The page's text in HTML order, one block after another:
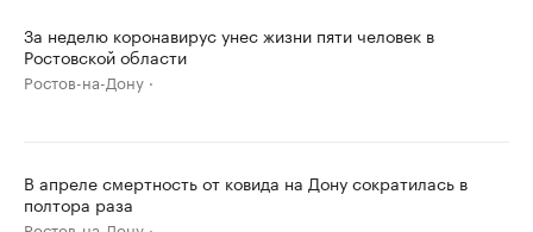
За неделю коронавирус унес жизни пяти человек в
Ростовской области
Ростов-на-Дону
В апреле смертность от ковида на Дону сократилась в
полтора раза